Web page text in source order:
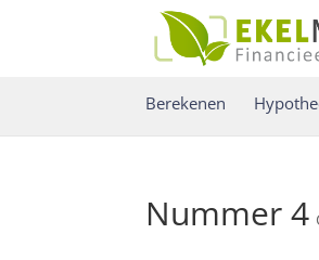
Berekenen
Nummer 4